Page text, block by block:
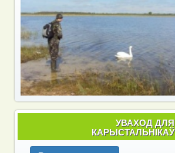
УВАХОД ДЛЯ
КАРЫСТАЛЬНІКАЎ